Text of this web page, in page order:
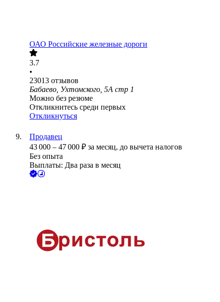
ОАО Российские железные дороги
3.7
•
23013 отзывов
Бабаево, Ухтомского, 5А стр 1
Можно без резюме
Откликнитесь среди первых
Откликнуться
Продавец
43 000 – 47 000 ₽ за месяц, до вычета налогов
Без опыта
Выплаты: Два раза в месяц